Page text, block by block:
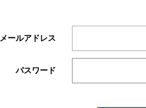
メールアドレス
パスワード